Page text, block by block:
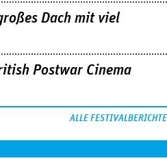
Dach mit viel
Postwar Cinema
ALLE FESTIVALBERICHTE